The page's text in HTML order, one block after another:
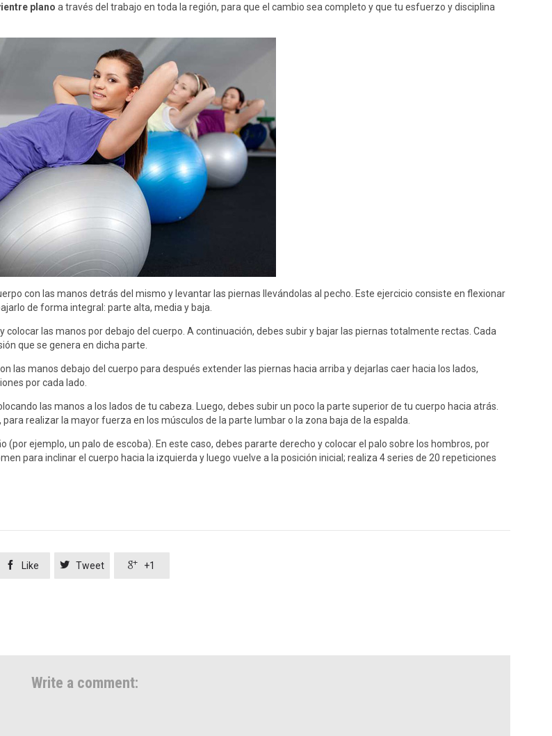
plano a través del trabajo en toda la región, para que el cambio sea completo y que tu esfuerzo y disciplina
con las manos detrás del mismo y levantar las piernas llevándolas al pecho. Este ejercicio consiste en flexionar
de forma integral: parte alta, media y baja.
las manos por debajo del cuerpo. A continuación, debes subir y bajar las piernas totalmente rectas. Cada
que se genera en dicha parte.
las manos debajo del cuerpo para después extender las piernas hacia arriba y dejarlas caer hacia los lados,
por cada lado.
las manos a los lados de tu cabeza. Luego, debes subir un poco la parte superior de tu cuerpo hacia atrás.
realizar la mayor fuerza en los músculos de la parte lumbar o la zona baja de la espalda.
ejemplo, un palo de escoba). En este caso, debes pararte derecho y colocar el palo sobre los hombros, por
para inclinar el cuerpo hacia la izquierda y luego vuelve a la posición inicial; realiza 4 series de 20 repeticiones
 Like  Tweet  +1
Write a comment: